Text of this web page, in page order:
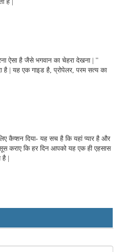
है |
ऐसा है जैसे भगवान का चेहरा देखना | ''
है | यह एक गाइड है, प्रोपेलर, परम सत्य का
कैप्शन दिया- यह सच है कि यहां प्यार है और
कराए कि हर दिन आपको यह एक ही एहसास
|